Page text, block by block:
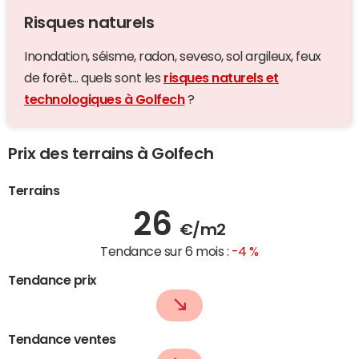
Risques naturels
Inondation, séisme, radon, seveso, sol argileux, feux
de forêt... quels sont les risques naturels et
technologiques à Golfech?
Prix des terrains à Golfech
Terrains
26 €/m2
Tendance sur 6 mois : -4 %
Tendance prix
Tendance ventes